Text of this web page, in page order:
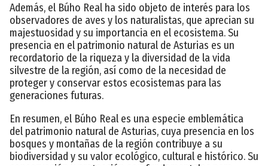
Además, el Búho Real ha sido objeto de interés para los
observadores de aves y los naturalistas, que aprecian su
majestuosidad y su importancia en el ecosistema. Su
presencia en el patrimonio natural de Asturias es un
recordatorio de la riqueza y la diversidad de la vida
silvestre de la región, así como de la necesidad de
proteger y conservar estos ecosistemas para las
generaciones futuras.
En resumen, el Búho Real es una especie emblemática
del patrimonio natural de Asturias, cuya presencia en los
bosques y montañas de la región contribuye a su
biodiversidad y su valor ecológico, cultural e histórico. Su